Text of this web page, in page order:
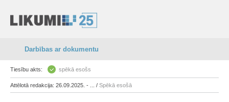
Darbības ar dokumentu
Tiesību akts: spēkā esošs
Attēlotā redakcija: 26.09.2025. - ... / Spēkā esošā